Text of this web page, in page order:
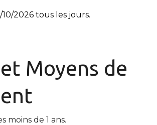
10/2026 tous les jours.
Moyens de
moins de 1 ans.